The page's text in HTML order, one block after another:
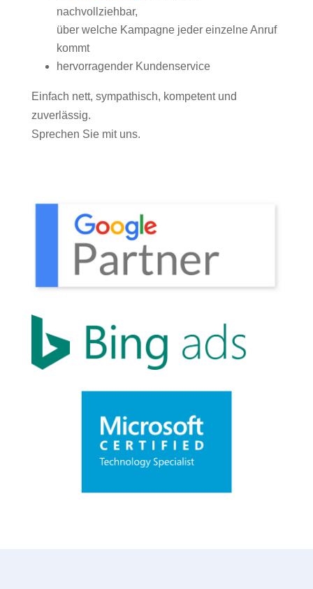
nachvollziehbar,
über welche Kampagne jeder einzelne Anruf
kommt
hervorragender Kundenservice
Einfach nett, sympathisch, kompetent und
zuverlässig.
Sprechen Sie mit uns.